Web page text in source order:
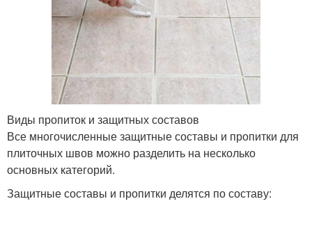
Виды пропиток и защитных составов
Все многочисленные защитные составы и пропитки для
плиточных швов можно разделить на несколько
основных категорий.
Защитные составы и пропитки делятся по составу: